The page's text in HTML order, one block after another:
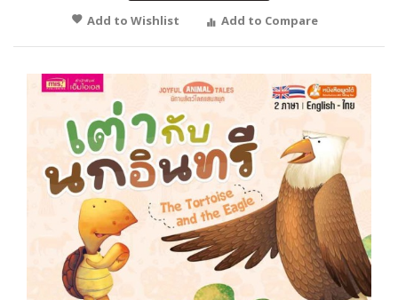
Add to Wishlist
Add to Compare